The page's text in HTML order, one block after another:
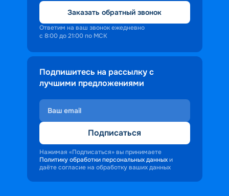
Заказать обратный звонок
Ответим на ваш звонок ежедневно
с 8:00 до 21:00 по МСК
Подпишитесь на рассылку с
лучшими предложениями
Подписаться
Нажимая «Подписаться» вы принимаете
Политику обработки персональных данных и
даёте согласие на обработку ваших данных